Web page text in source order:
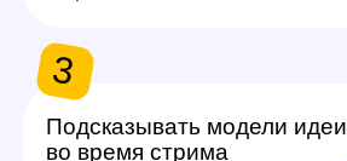
К ОПЕРАТОРУ ВЕБКАМ